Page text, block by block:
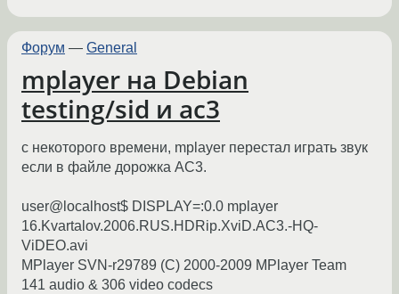
Форум — General
mplayer на Debian
testing/sid и ac3
с некоторого времени, mplayer перестал играть звук
если в файле дорожка АС3.
user@localhost$ DISPLAY=:0.0 mplayer
16.Kvartalov.2006.RUS.HDRip.XviD.AC3.-HQ-
ViDEO.avi
MPlayer SVN-r29789 (C) 2000-2009 MPlayer Team
141 audio & 306 video codecs